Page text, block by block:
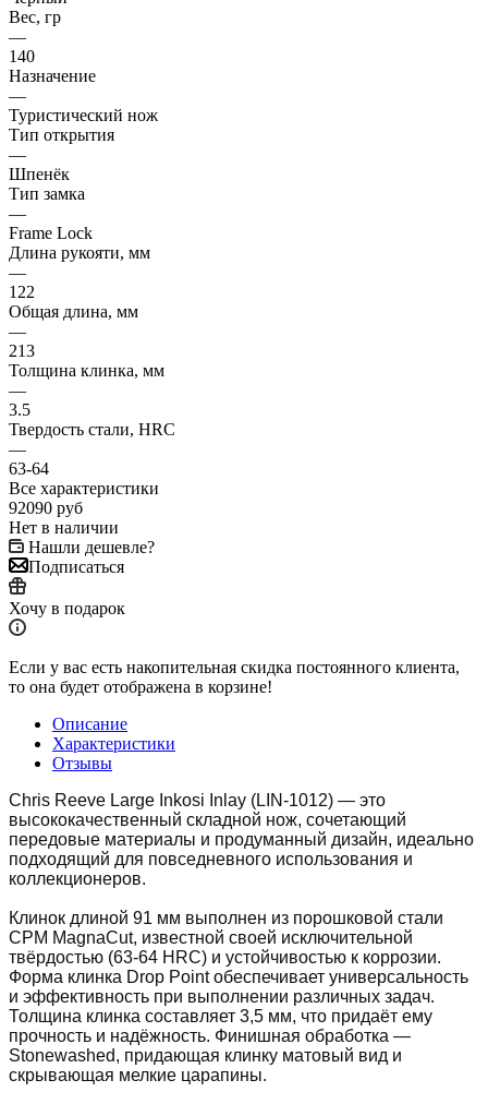
Вес, гр
—
140
Назначение
—
Туристический нож
Тип открытия
—
Шпенёк
Тип замка
—
Frame Lock
Длина рукояти, мм
—
122
Общая длина, мм
—
213
Толщина клинка, мм
—
3.5
Твердость стали, HRC
—
63-64
Все характеристики
92090 руб
Нет в наличии
Нашли дешевле?
Подписаться
Хочу в подарок
Если у вас есть накопительная скидка постоянного клиента,
то она будет отображена в корзине!
Описание
Характеристики
Отзывы
Chris Reeve Large Inkosi Inlay (LIN-1012) — это
высококачественный складной нож, сочетающий
передовые материалы и продуманный дизайн, идеально
подходящий для повседневного использования и
коллекционеров.
Клинок длиной 91 мм выполнен из порошковой стали
CPM MagnaCut, известной своей исключительной
твёрдостью (63-64 HRC) и устойчивостью к коррозии.
Форма клинка Drop Point обеспечивает универсальность
и эффективность при выполнении различных задач.
Толщина клинка составляет 3,5 мм, что придаёт ему
прочность и надёжность. Финишная обработка —
Stonewashed, придающая клинку матовый вид и
скрывающая мелкие царапины.